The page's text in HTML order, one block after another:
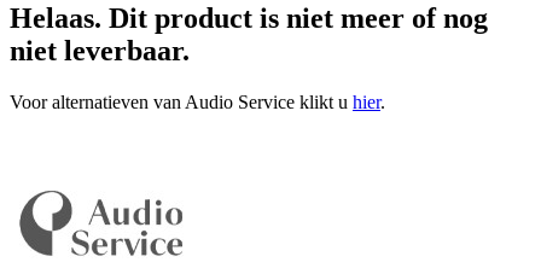
Helaas. Dit product is niet meer of nog
niet leverbaar.
Voor alternatieven van Audio Service klikt u hier.